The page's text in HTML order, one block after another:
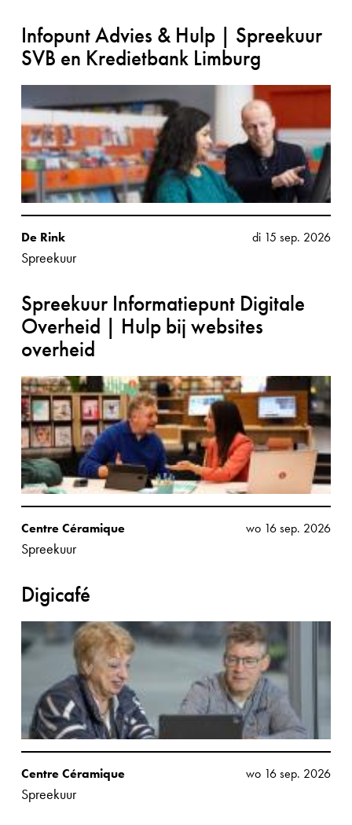
Infopunt Advies & Hulp | Spreekuur
SVB en Kredietbank Limburg
De Rink
Spreekuur
di 15 sep. 2026
Spreekuur Informatiepunt Digitale
Overheid | Hulp bij websites
overheid
Centre Céramique
Spreekuur
wo 16 sep. 2026
Digicafé
Centre Céramique
Spreekuur
wo 16 sep. 2026